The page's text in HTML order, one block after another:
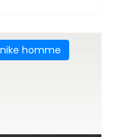
nike homme